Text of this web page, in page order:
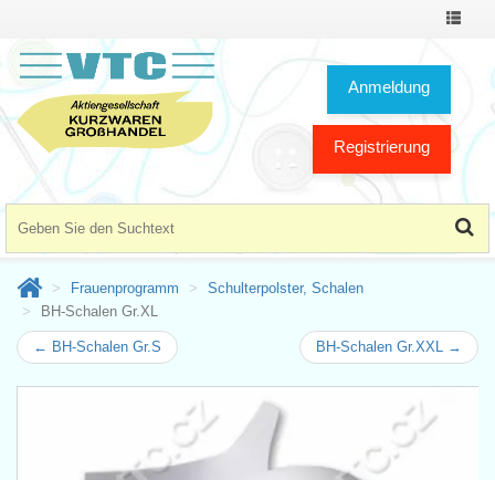
Toggle
Anmeldung
Registrierung
Frauenprogramm
Schulterpolster, Schalen
BH-Schalen Gr.XL
← BH-Schalen Gr.S BH-Schalen Gr.XXL →